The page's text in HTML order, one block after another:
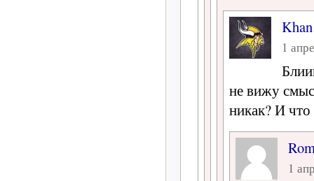
Khan
1
не вижу
никак? И
1